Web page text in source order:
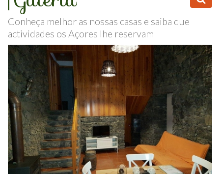
Conheça melhor as nossas casas e saiba que
actividades os Açores lhe reservam